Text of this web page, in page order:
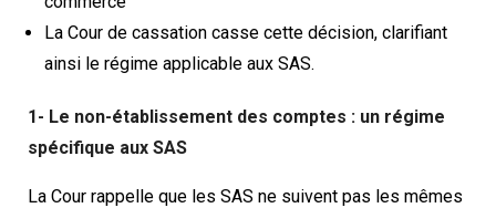
La Cour de cassation casse cette décision, clarifiant
ainsi le régime applicable aux SAS.
1- Le non-établissement des comptes : un régime
spécifique aux SAS
La Cour rappelle que les SAS ne suivent pas les mêmes